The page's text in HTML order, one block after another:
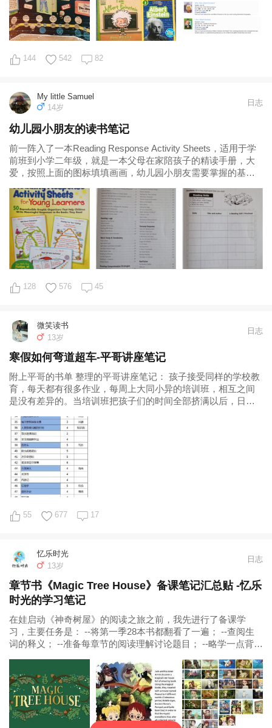
144 542 82
My little Samuel
14岁
日志
幼儿园小朋友的读书笔记
前一阵入了一本Reading Response Activity Sheets，适用于学
前班到小学二年级，就是一本父母在家陪孩子的精读手册，大
爱，按照上面的图标填填画画，幼儿园小朋友需要掌握的基本
128 576 45
微笑读书
13岁
日志
寒假如何弯道超车-平哥讲座笔记
附上平哥的书单 整理的平哥讲座笔记： 孩子接受同样的学校教
育，每天都有很多作业，每周上大同小异的培训班，相互之间
是没有差异的。当培训班把孩子们的时间全部挤满以后，日常
55 677 17
忆乐时光
13岁
日志
章节书《Magic Tree House》备课笔记汇总贴 -忆乐
时光的学习笔记
​在娃启动《神奇树屋》的阅读之旅之前，我先进行了备课学
习，主要任务是： --将第一季28本书都翻看了一遍； --查阅生
词的释义； --准备每章节的阅读理解讨论题目； --略学一点背景